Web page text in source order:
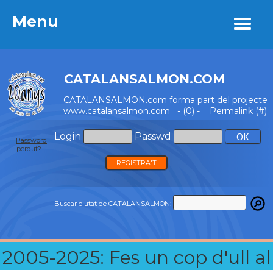
Menu
CATALANSALMON.COM
CATALANSALMON.com forma part del projecte
www.catalansalmon.com - (0) - Permalink (#)
Login Passwd
Password
perdut?
REGISTRA'T
Buscar ciutat de CATALANSALMON:
2005-2025: Fes un cop d'ull al
Menu